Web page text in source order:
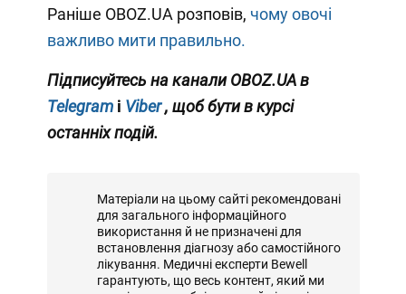
Раніше OBOZ.UA розповів, чому овочі
важливо мити правильно.
Підписуйтесь на канали OBOZ.UA в
Telegram і Viber , щоб бути в курсі
останніх подій.
Матеріали на цьому сайті рекомендовані
для загального інформаційного
використання й не призначені для
встановлення діагнозу або самостійного
лікування. Медичні експерти Bewell
гарантують, що весь контент, який ми